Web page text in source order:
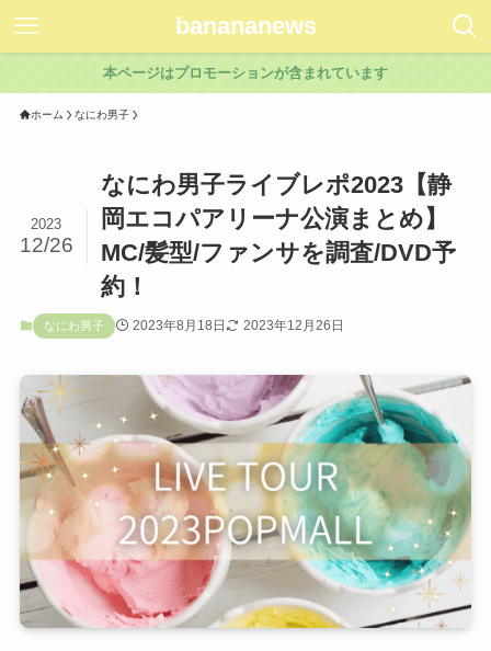
banananews
本ページはプロモーションが含まれています
ホーム なにわ男子
なにわ男子ライブレポ2023【静
岡エコパアリーナ公演まとめ】
MC/髪型/ファンサを調査/DVD予
約！
2023
12/26
なにわ男子 2023年8月18日 2023年12月26日